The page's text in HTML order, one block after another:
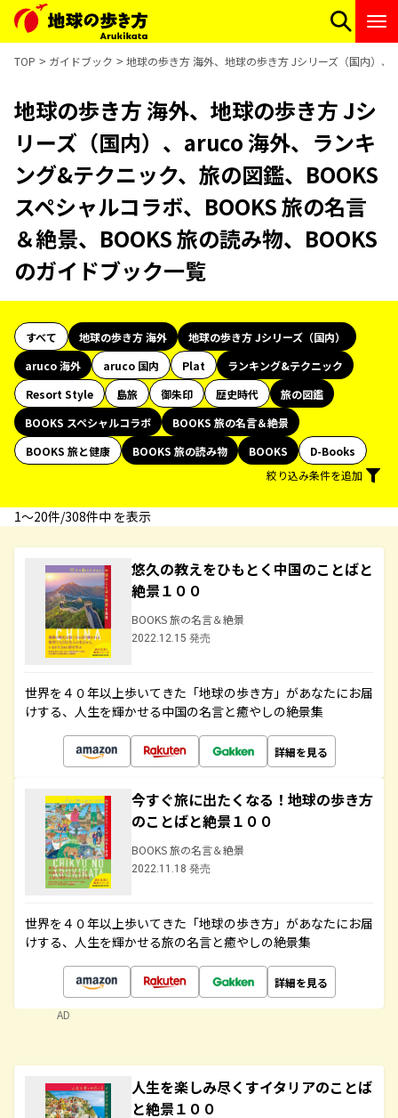
TOP ガイドブック 地球の歩き方 海外、地球の歩き方 Jシリーズ（国内）
地球の歩き方 海外、地球の歩き方 Jシ
リーズ（国内）、aruco 海外、ランキ
ング&テクニック、旅の図鑑、BOOKS
スペシャルコラボ、BOOKS 旅の名言
＆絶景、BOOKS 旅の読み物、BOOKS
のガイドブック一覧
すべて 地球の歩き方 海外
地球の歩き方 Jシリーズ（国内）
aruco 海外
aruco 国内 Plat
ランキング&テクニック
Resort Style
島旅 御朱印 歴史時代
旅の図鑑
BOOKS スペシャルコラボ
BOOKS 旅の名言＆絶景
BOOKS 旅と健康
BOOKS 旅の読み物 BOOKS
D-Books
絞り込み条件を追加
1〜20件/308件中 を表示
悠久の教えをひもとく中国のことばと
絶景１００
BOOKS 旅の名言＆絶景
2022.12.15 発売
世界を４０年以上歩いてきた「地球の歩き方」があなたにお届
けする、人生を輝かせる中国の名言と癒やしの絶景集
詳細を見る
今すぐ旅に出たくなる！地球の歩き方
のことばと絶景１００
BOOKS 旅の名言＆絶景
2022.11.18 発売
世界を４０年以上歩いてきた「地球の歩き方」があなたにお届
けする、人生を輝かせる旅の名言と癒やしの絶景集
詳細を見る
AD
人生を楽しみ尽くすイタリアのことば
と絶景１００